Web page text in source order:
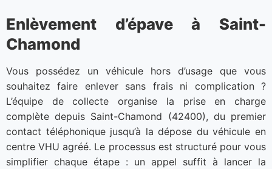
Enlèvement d’épave à Saint-
Chamond
Vous possédez un véhicule hors d’usage que vous
souhaitez faire enlever sans frais ni complication ?
L’équipe de collecte organise la prise en charge
complète depuis Saint-Chamond (42400), du premier
contact téléphonique jusqu’à la dépose du véhicule en
centre VHU agréé. Le processus est structuré pour vous
simplifier chaque étape : un appel suffit à lancer la